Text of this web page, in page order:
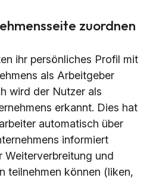
zuordnen
ihr persönliches Profil mit
als Arbeitgeber
wird der Nutzer als
erkannt. Dies hat
automatisch über
informiert
Weiterverbreitung und
teilnehmen können (liken,